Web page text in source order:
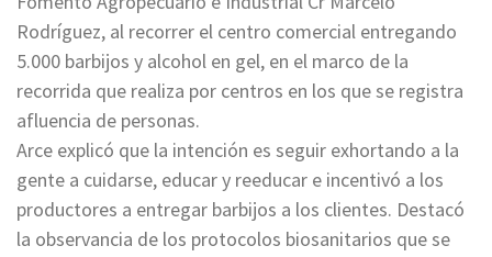
Rodríguez, al recorrer el centro comercial entregando
5.000 barbijos y alcohol en gel, en el marco de la
recorrida que realiza por centros en los que se registra
afluencia de personas.
Arce explicó que la intención es seguir exhortando a la
gente a cuidarse, educar y reeducar e incentivó a los
productores a entregar barbijos a los clientes. Destacó
la observancia de los protocolos biosanitarios que se